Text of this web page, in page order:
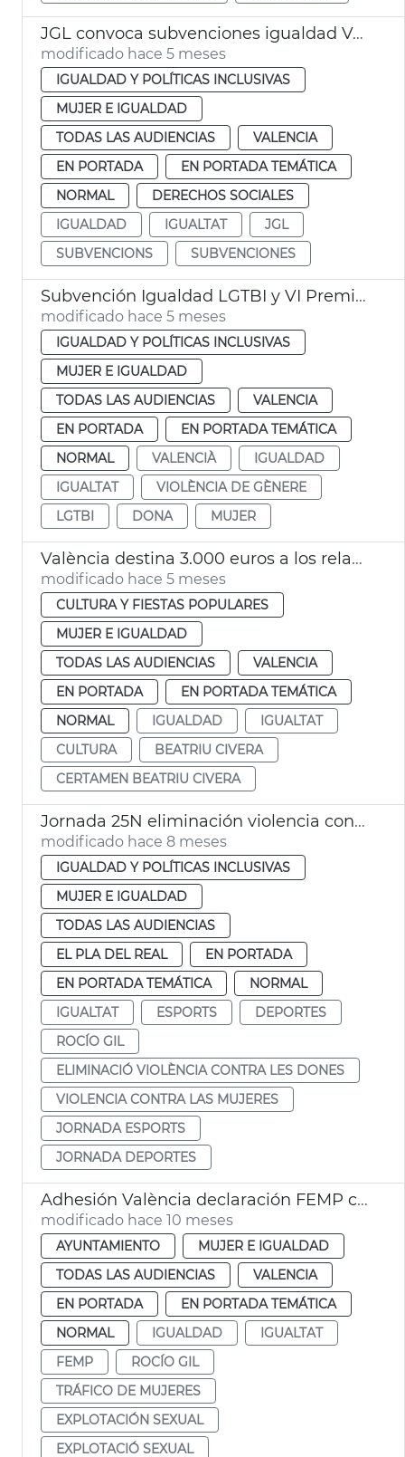
JGL convoca subvenciones igualdad València
modificado hace 5 meses
IGUALDAD Y POLÍTICAS INCLUSIVAS
MUJER E IGUALDAD
TODAS LAS AUDIENCIAS
VALENCIA
EN PORTADA
EN PORTADA TEMÁTICA
NORMAL
DERECHOS SOCIALES
IGUALDAD
IGUALTAT
JGL
SUBVENCIONS
SUBVENCIONES
Subvención Igualdad LGTBI y VI Premios Igualdad València
modificado hace 5 meses
IGUALDAD Y POLÍTICAS INCLUSIVAS
MUJER E IGUALDAD
TODAS LAS AUDIENCIAS
VALENCIA
EN PORTADA
EN PORTADA TEMÁTICA
NORMAL
VALENCIÀ
IGUALDAD
IGUALTAT
VIOLÈNCIA DE GÈNERE
LGTBI
DONA MUJER
València destina 3.000 euros a los relatos premiados en el X Certamen 'Beatriu Civera' 2026
modificado hace 5 meses
CULTURA Y FIESTAS POPULARES
MUJER E IGUALDAD
TODAS LAS AUDIENCIAS
VALENCIA
EN PORTADA
EN PORTADA TEMÁTICA
NORMAL
IGUALDAD
IGUALTAT
CULTURA
BEATRIU CIVERA
CERTAMEN BEATRIU CIVERA
Jornada 25N eliminación violencia contra las mujeres
modificado hace 8 meses
IGUALDAD Y POLÍTICAS INCLUSIVAS
MUJER E IGUALDAD
TODAS LAS AUDIENCIAS
EL PLA DEL REAL
EN PORTADA
EN PORTADA TEMÁTICA
NORMAL
IGUALTAT
ESPORTS
DEPORTES
ROCÍO GIL
ELIMINACIÓ VIOLÈNCIA CONTRA LES DONES
VIOLENCIA CONTRA LAS MUJERES
JORNADA ESPORTS
JORNADA DEPORTES
Adhesión València declaración FEMP contra explotación sexual
modificado hace 10 meses
AYUNTAMIENTO
MUJER E IGUALDAD
TODAS LAS AUDIENCIAS
VALENCIA
EN PORTADA
EN PORTADA TEMÁTICA
NORMAL
IGUALDAD
IGUALTAT
FEMP
ROCÍO GIL
TRÁFICO DE MUJERES
EXPLOTACIÓN SEXUAL
EXPLOTACIÓ SEXUAL